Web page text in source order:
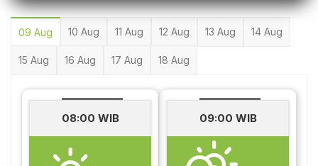
09 Aug 10 Aug 11 Aug 12 Aug 13 Aug 14 Aug
15 Aug 16 Aug 17 Aug 18 Aug
08:00 WIB 09:00 WIB